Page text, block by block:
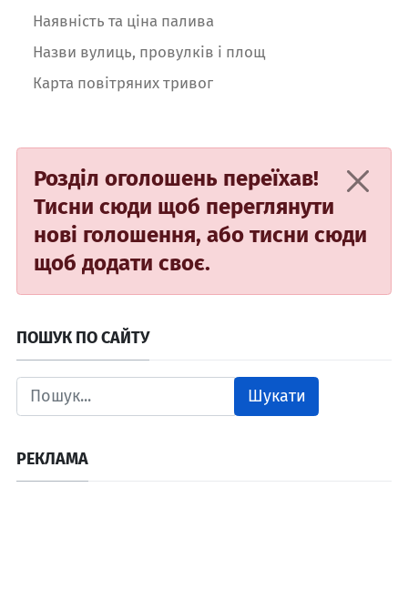
Наявність та ціна палива
Назви вулиць, провулків і площ
Карта повітряних тривог
Розділ оголошень переїхав!
Тисни сюди щоб переглянути
нові голошення, або тисни сюди
щоб додати своє.
ПОШУК ПО САЙТУ
Шукати
РЕКЛАМА